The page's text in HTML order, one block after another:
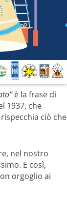
è la frase di
1937, che
ciò che
nel nostro
E così,
orgoglio ai